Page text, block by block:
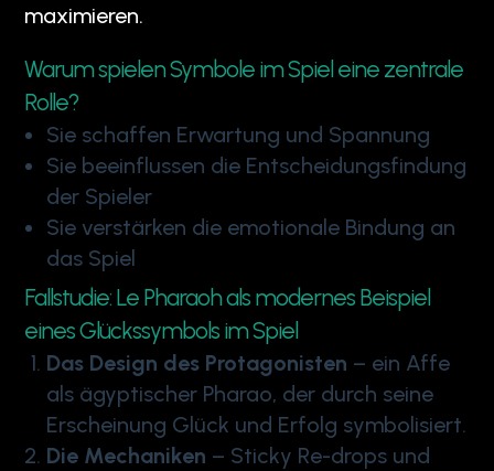
maximieren.
Warum spielen Symbole im Spiel eine zentrale
Rolle?
Sie schaffen Erwartung und Spannung
Sie beeinflussen die Entscheidungsfindung
der Spieler
Sie verstärken die emotionale Bindung an
das Spiel
Fallstudie: Le Pharaoh als modernes Beispiel
eines Glückssymbols im Spiel
Das Design des Protagonisten – ein Affe
als ägyptischer Pharao, der durch seine
Erscheinung Glück und Erfolg symbolisiert.
Die Mechaniken – Sticky Re-drops und